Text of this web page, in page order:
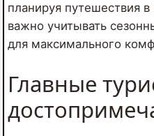
планируя путешествия
важно учитывать
для максимального
Главные